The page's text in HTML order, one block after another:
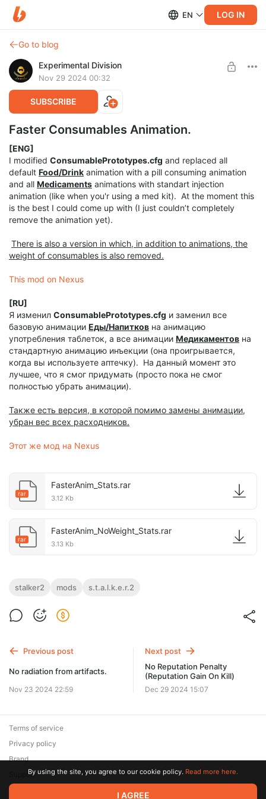
EN LOG IN
Go to blog
Experimental Division
Nov 29 2024 00:32
SUBSCRIBE
Faster Consumables Animation.
[ENG]
I modified ConsumablePrototypes.cfg and replaced all
default Food/Drink animation with a pill consuming animation
and all Medicaments animations with standart injection
animation (like when you'r using a med kit). At the moment this
is the best I could come up with (I just couldn’t completely
remove the animation yet).
There is also a version in which, in addition to animations, the
weight of consumables is also removed.
This mod on Nexus
[RU]
Я изменил ConsumablePrototypes.cfg и заменил все
базовую анимации Еды/Напитков на анимацию
употребления таблеток, а все анимации Медикаментов на
стандартную анимацию инъекции (она проигрывается,
когда вы используете аптечку). На данный момент это
лучшее, что я смог придумать (просто пока не смог
полностью убрать анимации).
Также есть версия, в которой помимо замены анимации,
убран вес всех расходников.
Этот же мод на Nexus
rar
FasterAnim_Stats.rar
3.12 Kb
rar
FasterAnim_NoWeight_Stats.rar
3.13 Kb
stalker2 mods s.t.a.l.k.e.r.2
Previous post
No radiation from artifacts.
Nov 23 2024 22:59
Next post
No Reputation Penalty
(Reputation Gain On Kill)
Dec 29 2024 15:07
© 2026 Zaya Solutions Limited. All rights reserved. All trademarks
Terms of service
Privacy policy
Brand
SupportBy using the site, you agree to our cookie policy. Read more here.
I AGREE